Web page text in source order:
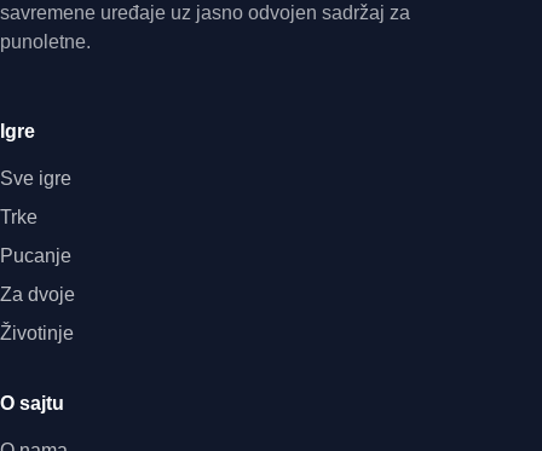
savremene uređaje uz jasno odvojen sadržaj za
punoletne.
Igre
Sve igre
Trke
Pucanje
Za dvoje
Životinje
O sajtu